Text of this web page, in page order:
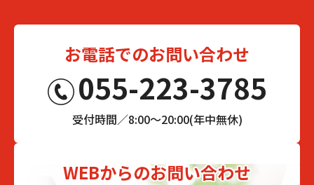
お電話でのお問い合わせ
055-223-3785
受付時間／8:00～20:00(年中無休)
WEBからのお問い合わせ